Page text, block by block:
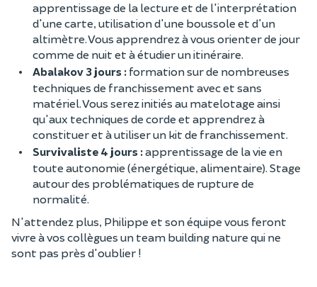
apprentissage de la lecture et de l'interprétation
d'une carte, utilisation d'une boussole et d'un
altimètre. Vous apprendrez à vous orienter de jour
comme de nuit et à étudier un itinéraire.
Abalakov 3 jours : formation sur de nombreuses
techniques de franchissement avec et sans
matériel. Vous serez initiés au matelotage ainsi
qu'aux techniques de corde et apprendrez à
constituer et à utiliser un kit de franchissement.
Survivaliste 4 jours :apprentissage de la vie en
toute autonomie (énergétique, alimentaire). Stage
autour des problématiques de rupture de
normalité.
N'attendez plus, Philippe et son équipe vous feront
vivre à vos collègues un team building nature qui ne
sont pas près d'oublier !